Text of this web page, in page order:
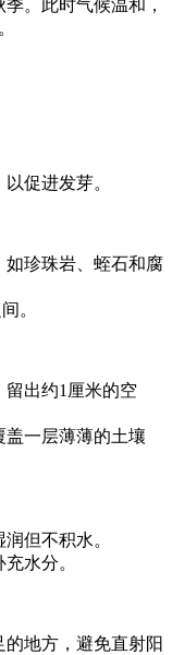
。此时气候温和，
促进发芽。
如珍珠岩、蛭石和腐
。
出约1厘米的空
一层薄薄的土壤
但不积水。
水分。
地方，避免直射阳